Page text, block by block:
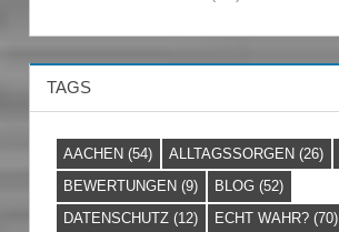
TAGS
AACHEN (54) ALLTAGSSORGEN (26)
BEWERTUNGEN (9) BLOG (52)
DATENSCHUTZ (12) ECHT WAHR? (70)